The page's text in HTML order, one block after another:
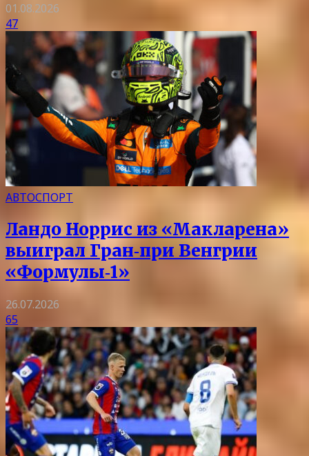
01.08.2026
47
АВТОСПОРТ
Ландо Норрис из «Макларена»
выиграл Гран‑при Венгрии
«Формулы‑1»
26.07.2026
65